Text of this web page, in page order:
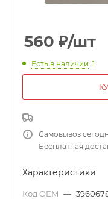
560 ₽/шт
Есть в наличии: 1
Самовывоз
Бесплатная
Характеристики
Код OEM —